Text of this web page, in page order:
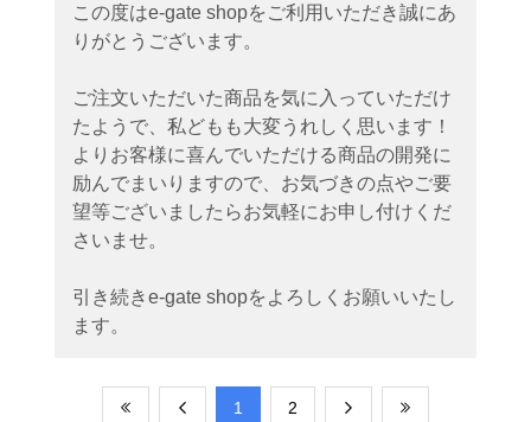
この度はe-gate shopをご利用いただき誠にあ
りがとうございます。
ご注文いただいた商品を気に入っていただけ
たようで、私どもも大変うれしく思います！
よりお客様に喜んでいただける商品の開発に
励んでまいりますので、お気づきの点やご要
望等ございましたらお気軽にお申し付けくだ
さいませ。
引き続きe-gate shopをよろしくお願いいたし
ます。
​1 ​2